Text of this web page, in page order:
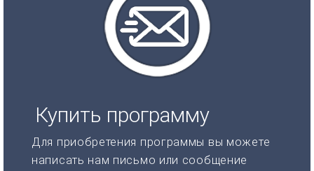
Купить программу
Для приобретения программы вы можете
написать нам письмо или сообщение